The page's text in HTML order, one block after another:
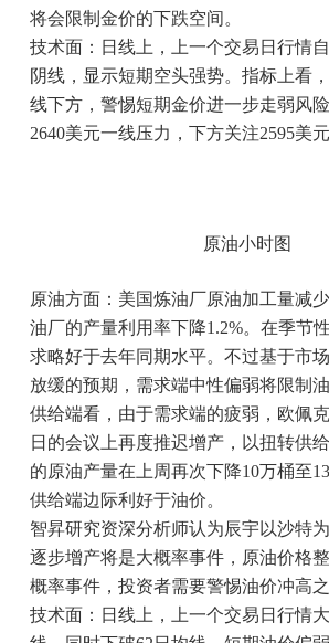
将会限制金价的下跌空间。
技术面：日线上，上一个交易日行情
阴线，显示短期空头强势。指标上看
线下方，警惕短期金价进一步走弱风
2640美元一线压力，下方关注2595美
原油小时图
原油方面：美国炼油厂原油加工量减
油厂的产量利用率下降1.2%。在季节
求略好于去年同期水平。不过基于市
放缓的预期，需求端中性偏弱将限制油
供给端看，由于需求端的疲弱，欧佩
日的会议上再度推迟增产，以扭转供
的原油产量在上周再次下降10万桶至
供给端边际利好于油价。
智昇研究资深分析师认为辰宇以沙特
逐步增产将是大概率事件，原油价格
概率事件，投资者需要警惕油价冲高
技术面：日线上，上一个交易日行情